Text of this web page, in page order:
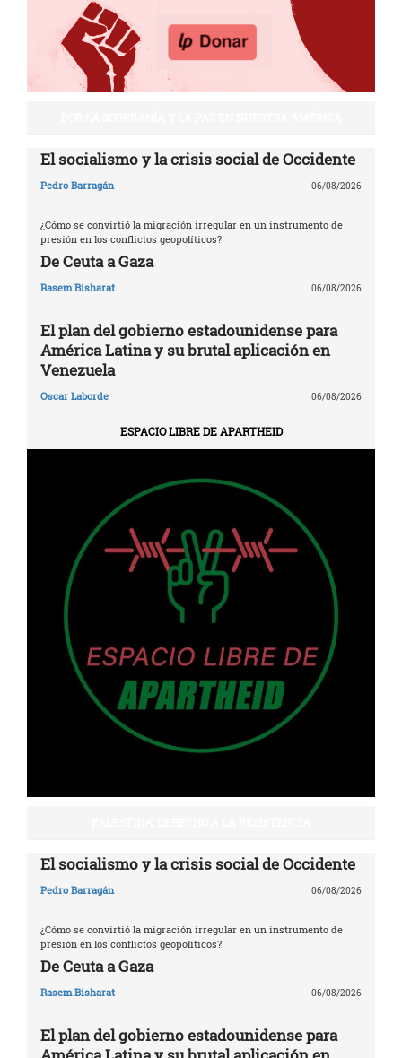
El socialismo y la crisis social de Occidente
Pedro Barragán 06/08/2026
¿Cómo se convirtió la migración irregular en un instrumento de
presión en los conflictos geopolíticos?
De Ceuta a Gaza
Rasem Bisharat 06/08/2026
El plan del gobierno estadounidense para
América Latina y su brutal aplicación en
Venezuela
Oscar Laborde 06/08/2026
ESPACIO LIBRE DE APARTHEID
El socialismo y la crisis social de Occidente
Pedro Barragán 06/08/2026
¿Cómo se convirtió la migración irregular en un instrumento de
presión en los conflictos geopolíticos?
De Ceuta a Gaza
Rasem Bisharat 06/08/2026
El plan del gobierno estadounidense para